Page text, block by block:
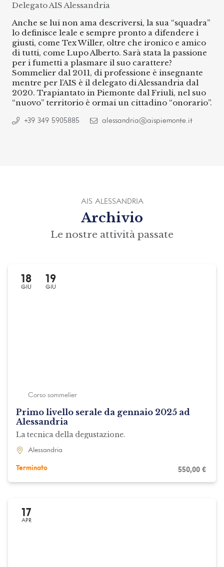
Delegato AIS Alessandria
Anche se lui non ama descriversi, la sua “squadra”
lo definisce leale e sempre pronto a difendere i
giusti, come Tex Willer, oltre che ironico e amico
di tutti, come Lupo Alberto. Sarà stata la passione
per i fumetti a plasmare il suo carattere?
Sommelier dal 2011, di professione è insegnante
mentre per l’AIS è il delegato di Alessandria dal
2020. Trapiantato in Piemonte dal Friuli, nel suo
“nuovo” territorio è ormai un cittadino “onorario”.
+39 349 5905885 alessandria@aispiemonte.it
AIS ALESSANDRIA
Archivio
Le nostre attività passate
18
GIU
19
GIU
Corso sommelier
Primo livello serale da gennaio 2025 ad
Alessandria
La tecnica della degustazione.
Alessandria
Terminato 550,00 €
17
APR